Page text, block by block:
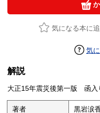
気になる本に
気
解説
大正15年震災後第一版 函
著者 黒岩涙